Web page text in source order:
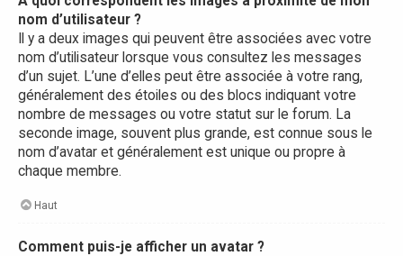
nom d’utilisateur ?
Il y a deux images qui peuvent être associées avec votre
nom d’utilisateur lorsque vous consultez les messages
d’un sujet. L’une d’elles peut être associée à votre rang,
généralement des étoiles ou des blocs indiquant votre
nombre de messages ou votre statut sur le forum. La
seconde image, souvent plus grande, est connue sous le
nom d’avatar et généralement est unique ou propre à
chaque membre.
Haut
Comment puis-je afficher un avatar ?